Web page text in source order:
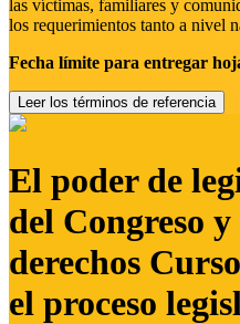
las víctimas, familiares y
los requerimientos tanto a nivel
Fecha límite para entregar
Leer los términos de referencia
El poder de
del Congreso
derechos
el proceso